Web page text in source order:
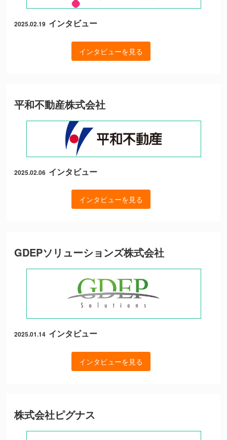
2025.02.19 インタビュー
インタビューを見る
平和不動産株式会社
2025.02.06 インタビュー
インタビューを見る
GDEPソリューションズ株式会社
2025.01.14 インタビュー
インタビューを見る
株式会社ピグナス